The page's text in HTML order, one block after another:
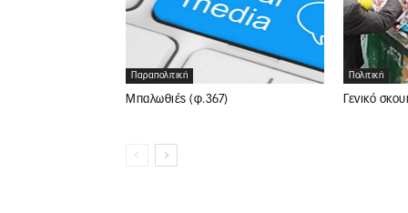
Παραπολιτική
Μπαλωθιές (φ.367)
Πολιτική
Γενικό